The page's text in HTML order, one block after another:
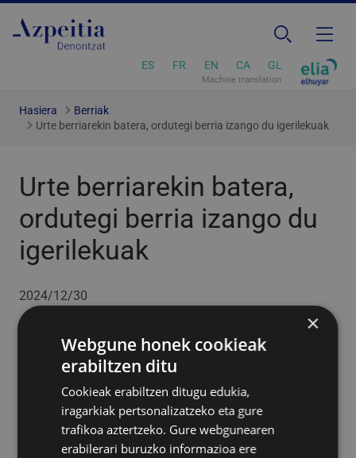
ES FR EN CA GL
Machine translation
Hasiera
Berriak
Urte berriarekin batera, ordutegi berria izango du igerilekuak
Urte berriarekin batera,
ordutegi berria izango du
igerilekuak
2024/12/30
×
Webgune honek cookieak
erabiltzen ditu
Cookieak erabiltzen ditugu edukia,
iragarkiak pertsonalizatzeko eta gure
trafikoa aztertzeko. Gure webgunearen
erabilerari buruzko informazioa ere